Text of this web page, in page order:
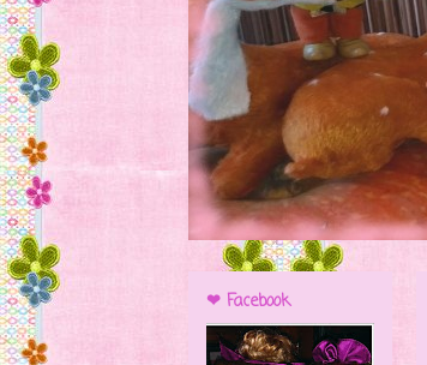
❤ Facebook